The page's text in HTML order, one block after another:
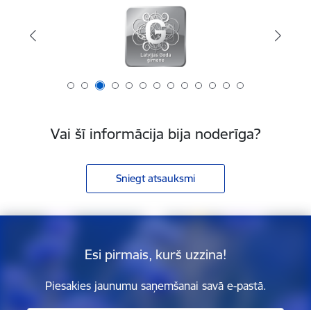
Vai šī informācija bija noderīga?
Sniegt atsauksmi
Esi pirmais, kurš uzzina!
Piesakies jaunumu saņemšanai savā e-pastā.